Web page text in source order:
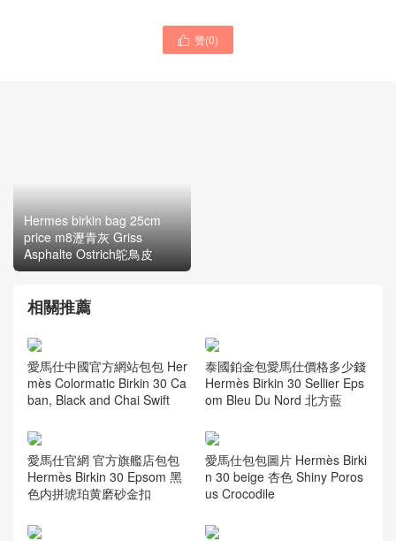
 赞(0)
Hermes birkin bag 25cm
price m8瀝青灰 Griss
Asphalte Ostrich鴕鳥皮
相關推薦
愛馬仕中國官方網站包包 Her
mès Colormatic Birkin 30 Ca
ban, Black and Chai Swift
泰國鉑金包愛馬仕價格多少錢
Hermès Birkin 30 Sellier Eps
om Bleu Du Nord 北方藍
愛馬仕官網 官方旗艦店包包
Hermès Birkin 30 Epsom 黑
色内拼琥珀黄磨砂金扣
愛馬仕包包圖片 Hermès Birki
n 30 beige 杏色 Shiny Poros
us Crocodile